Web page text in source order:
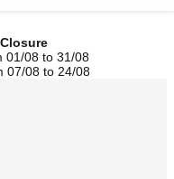
01/08 to 31/08
07/08 to 24/08